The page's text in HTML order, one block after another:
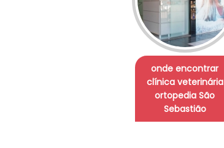
onde encontrar
clínica veterinária
ortopedia São
Sebastião